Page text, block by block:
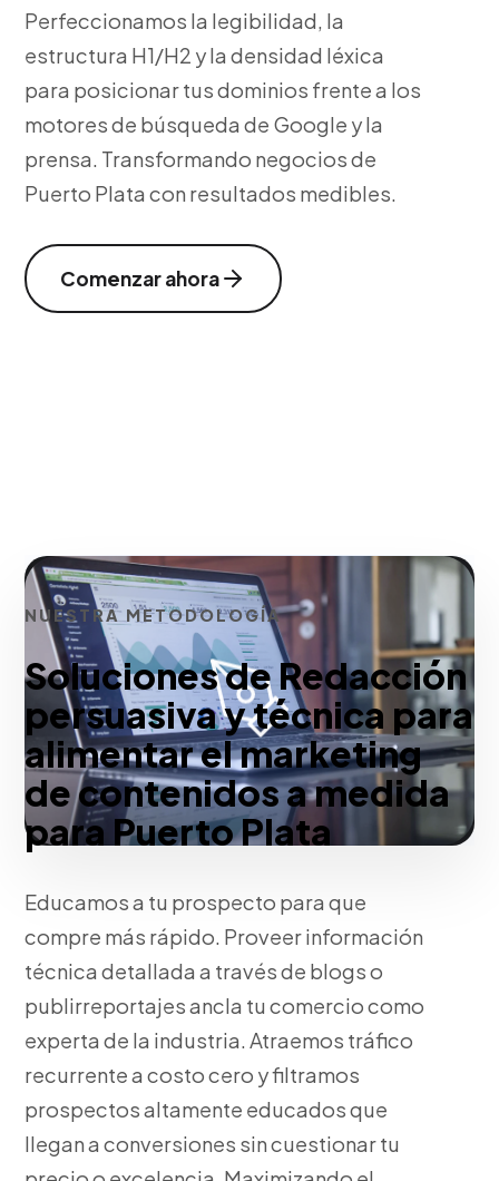
Perfeccionamos la legibilidad, la
estructura H1/H2 y la densidad léxica
para posicionar tus dominios frente a los
motores de búsqueda de Google y la
prensa. Transformando negocios de
Puerto Plata con resultados medibles.
Comenzar ahora
NUESTRA METODOLOGÍA
Soluciones de Redacción
persuasiva y técnica para
alimentar el marketing
de contenidos a medida
para Puerto Plata
Educamos a tu prospecto para que
compre más rápido. Proveer información
técnica detallada a través de blogs o
publirreportajes ancla tu comercio como
experta de la industria. Atraemos tráfico
recurrente a costo cero y filtramos
prospectos altamente educados que
llegan a conversiones sin cuestionar tu